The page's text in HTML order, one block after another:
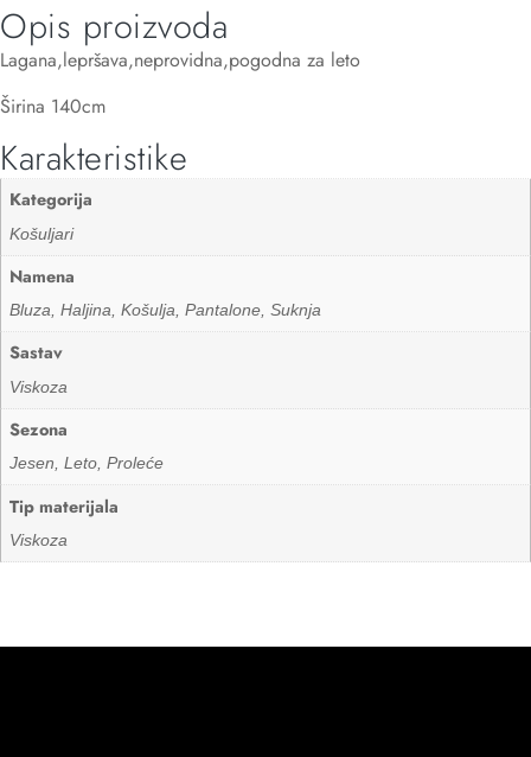
Opis proizvoda
Lagana,lepršava,neprovidna,pogodna za leto
Širina 140cm
Karakteristike
Kategorija
Košuljari
Namena
Bluza, Haljina, Košulja, Pantalone, Suknja
Sastav
Viskoza
Sezona
Jesen, Leto, Proleće
Tip materijala
Viskoza